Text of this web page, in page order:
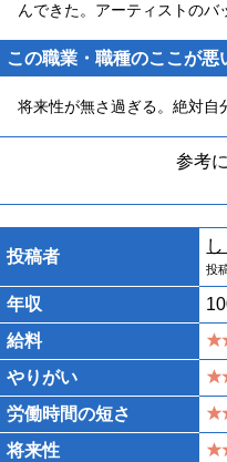
んできた。アーティストのバ
この職業・職種のここが悪
将来性が無さ過ぎる。絶対自
参考
投稿者
投
年収
給料
やりがい
労働時間の短さ
将来性